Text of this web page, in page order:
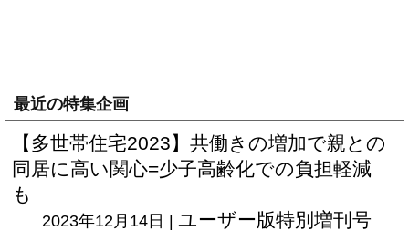
最近の特集企画
【多世帯住宅2023】共働きの増加で親との
同居に高い関心=少子高齢化での負担軽減
も
2023年12月14日 | ユーザー版特別増刊号